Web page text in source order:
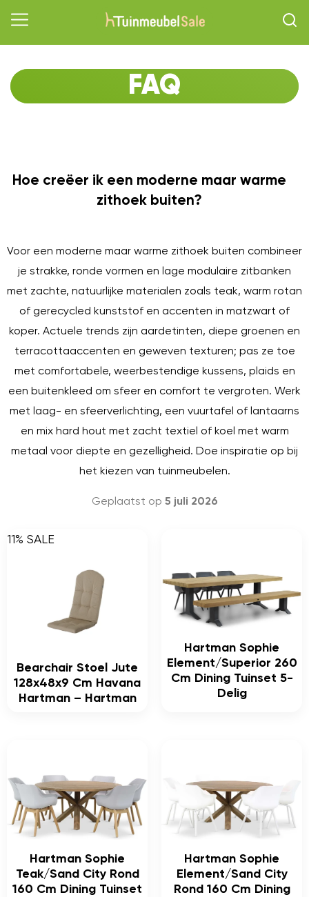
FAQ
Hoe creëer ik een moderne maar warme
zithoek buiten?
Voor een moderne maar warme zithoek buiten combineer
je strakke, ronde vormen en lage modulaire zitbanken
met zachte, natuurlijke materialen zoals teak, warm rotan
of gerecycled kunststof en accenten in matzwart of
koper. Actuele trends zijn aardetinten, diepe groenen en
terracottaaccenten en geweven texturen; pas ze toe
met comfortabele, weerbestendige kussens, plaids en
een buitenkleed om sfeer en comfort te vergroten. Werk
met laag- en sfeerverlichting, een vuurtafel of lantaarns
en mix hard hout met zacht textiel of koel met warm
metaal voor diepte en gezelligheid. Doe inspiratie op bij
het kiezen van tuinmeubelen.
Geplaatst op 5 juli 2026
11% SALE
Bearchair Stoel Jute
128x48x9 Cm Havana
Hartman – Hartman
Hartman Sophie
Element/Superior 260
Cm Dining Tuinset 5-
Delig
Hartman Sophie
Teak/Sand City Rond
160 Cm Dining Tuinset
Hartman Sophie
Element/Sand City
Rond 160 Cm Dining